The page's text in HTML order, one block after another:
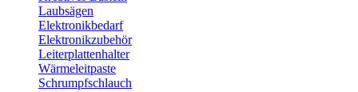
Laubsägen
Elektronikbedarf
Elektronikzubehör
Leiterplattenhalter
Wärmeleitpaste
Schrumpfschlauch